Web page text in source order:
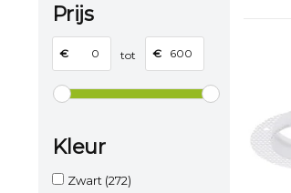
Prijs
€ tot €
Kleur
Zwart (272)